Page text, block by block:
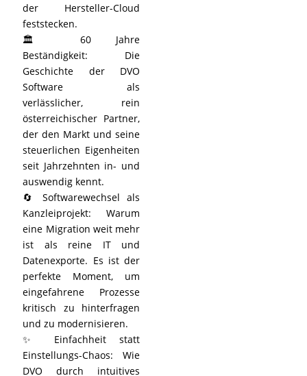
der Hersteller-Cloud
feststecken.
🏛️ 60 Jahre
Beständigkeit: Die
Geschichte der DVO
Software als
verlässlicher, rein
österreichischer Partner,
der den Markt und seine
steuerlichen Eigenheiten
seit Jahrzehnten in- und
auswendig kennt.
🔄 Softwarewechsel als
Kanzleiprojekt: Warum
eine Migration weit mehr
ist als reine IT und
Datenexporte. Es ist der
perfekte Moment, um
eingefahrene Prozesse
kritisch zu hinterfragen
und zu modernisieren.
✨ Einfachheit statt
Einstellungs-Chaos: Wie
DVO durch intuitives